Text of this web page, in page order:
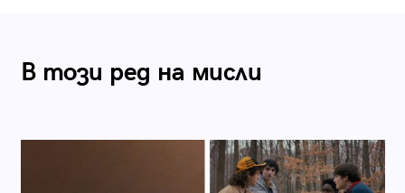
В този ред на мисли